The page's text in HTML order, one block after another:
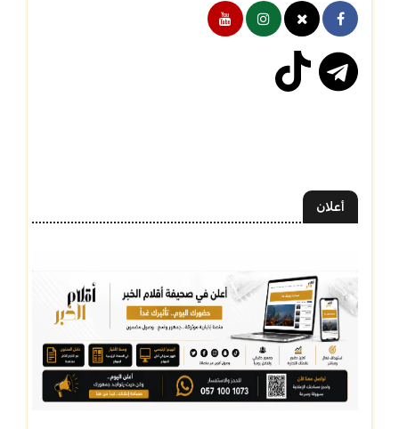
أعلان